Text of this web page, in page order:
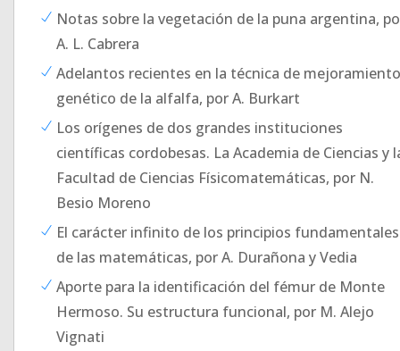
Notas sobre la vegetación de la puna argentina,
A. L. Cabrera
Adelantos recientes en la técnica de mejoramiento
genético de la alfalfa, por A. Burkart
Los orígenes de dos grandes instituciones
científicas cordobesas. La Academia de Ciencias y
Facultad de Ciencias Físicomatemáticas, por N.
Besio Moreno
El carácter infinito de los principios fundamentales
de las matemáticas, por A. Durañona y Vedia
Aporte para la identificación del fémur de Monte
Hermoso. Su estructura funcional, por M. Alejo
Vignati